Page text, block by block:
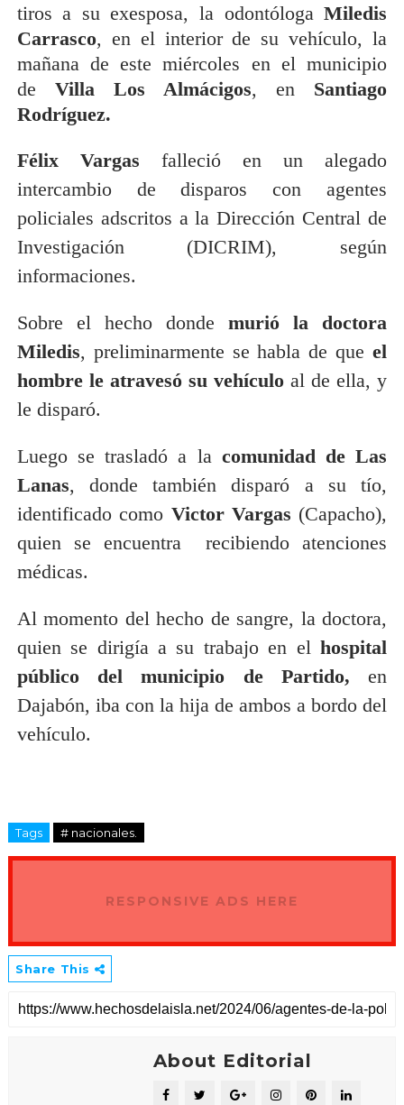
tiros a su exesposa, la odontólogaMiledis
Carrasco, en el interior de su vehículo, la
mañana de este miércoles en el municipio
de Villa Los Almácigos, en Santiago
Rodríguez.
Félix Vargas falleció en un alegado
intercambio de disparos con agentes
policiales adscritos a la Dirección Central de
Investigación (DICRIM), según
informaciones.
Sobre el hecho dondemurió la doctora
Miledis, preliminarmente se habla de que el
hombre le atravesó su vehículo al de ella, y
le disparó.
Luego se trasladó a la comunidad de Las
Lanas, donde también disparó a su tío,
identificado como Victor Vargas (Capacho),
quien se encuentra recibiendo atenciones
médicas.
Al momento del hecho de sangre, la doctora,
quien se dirigía a su trabajo en elhospital
público del municipio de Partido, en
Dajabón, iba con la hija de ambos a bordo del
vehículo.
Tags # nacionales.
RESPONSIVE ADS HERE
Share This
About Editorial